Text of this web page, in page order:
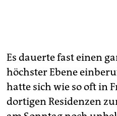
Es dauerte fast einen
höchster Ebene
hatte sich wie so oft in
dortigen Residenzen